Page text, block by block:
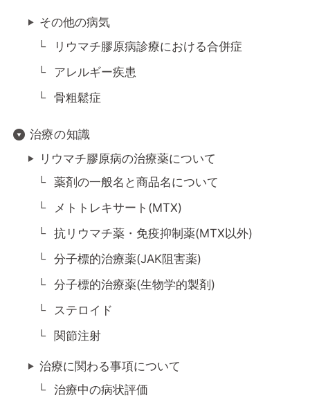
その他の病気
リウマチ膠原病診療における合併症
アレルギー疾患
骨粗鬆症
治療の知識
リウマチ膠原病の治療薬について
薬剤の一般名と商品名について
メトトレキサート(MTX)
抗リウマチ薬・免疫抑制薬(MTX以外)
分子標的治療薬(JAK阻害薬)
分子標的治療薬(生物学的製剤)
ステロイド
関節注射
治療に関わる事項について
治療中の病状評価